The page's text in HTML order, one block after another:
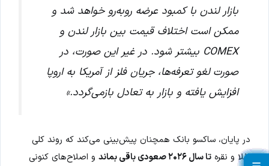
بازار لندن با کمبود عرضه روبه‌رو خواهد شد و
ممکن است اختلاف قیمت بین بازار لندن و
COMEX بیشتر شود. در غیر این صورت، در
صورت لغو تعرفه‌ها، جریان فلز از آمریکا به اروپا
افزایش یافته و بازار به تعادل بازمی‌گردد.»
در پایان، ساکسو بانک همچنان پیش‌بینی می‌کند که روند کلی
طلا و نقره تا سال ۲۰۲۶ صعودی باقی بماند و اصلاح‌های کنونی